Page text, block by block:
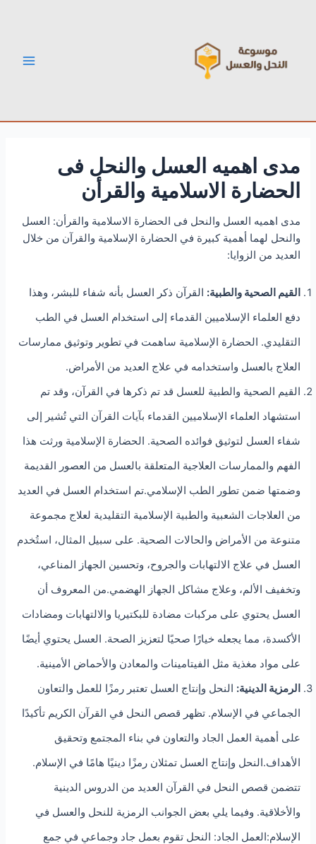
مدى اهميه العسل والنحل فى
الحضارة الاسلامية والقرأن
مدى اهميه العسل والنحل فى الحضارة الاسلامية والقرأن: العسل
والنحل لهما أهمية كبيرة في الحضارة الإسلامية والقرآن من خلال
العديد من الزوايا:
القيم الصحية والطبية: القرآن ذكر العسل بأنه شفاء للبشر، وهذا
دفع العلماء الإسلاميين القدماء إلى استخدام العسل في الطب
التقليدي. الحضارة الإسلامية ساهمت في تطوير وتوثيق ممارسات
العلاج بالعسل واستخدامه في علاج العديد من الأمراض.
القيم الصحية والطبية للعسل قد تم ذكرها في القرآن، وقد تم
استشهاد العلماء الإسلاميين القدماء بآيات القرآن التي تُشير إلى
شفاء العسل لتوثيق فوائده الصحية. الحضارة الإسلامية ورثت هذا
الفهم والممارسات العلاجية المتعلقة بالعسل من العصور القديمة
وضمتها ضمن تطور الطب الإسلامي.تم استخدام العسل في العديد
من العلاجات الشعبية والطبية الإسلامية التقليدية لعلاج مجموعة
متنوعة من الأمراض والحالات الصحية. على سبيل المثال، استُخدم
العسل في علاج الالتهابات والجروح، وتحسين الجهاز المناعي،
وتخفيف الألم، وعلاج مشاكل الجهاز الهضمي.من المعروف أن
العسل يحتوي على مركبات مضادة للبكتيريا والالتهابات ومضادات
الأكسدة، مما يجعله خيارًا صحيًا لتعزيز الصحة. العسل يحتوي أيضًا
على مواد مغذية مثل الفيتامينات والمعادن والأحماض الأمينية.
الرمزية الدينية: النحل وإنتاج العسل تعتبر رمزًا للعمل والتعاون
الجماعي في الإسلام. تظهر قصص النحل في القرآن الكريم تأكيدًا
على أهمية العمل الجاد والتعاون في بناء المجتمع وتحقيق
الأهداف.النحل وإنتاج العسل تمثلان رمزًا دينيًا هامًا في الإسلام.
تتضمن قصص النحل في القرآن العديد من الدروس الدينية
والأخلاقية. وفيما يلي بعض الجوانب الرمزية للنحل والعسل في
الإسلام:العمل الجاد: النحل تقوم بعمل جاد وجماعي في جمع